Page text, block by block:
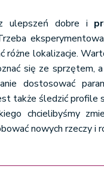
ulepszeń dobre i
różne lokalizacje.
się ze sprzętem, a
dostosować
także śledzić profile
chcielibyśmy
nowych rzeczy i